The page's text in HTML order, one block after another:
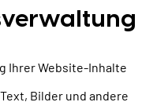
Ihrer Website-Inhalte
Bilder und andere